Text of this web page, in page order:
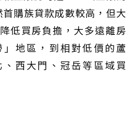
購族貸款成數較高，但大
低買房負擔，大多遠離房
地區，到相對低價的蘆
西大門、冠岳等區域買